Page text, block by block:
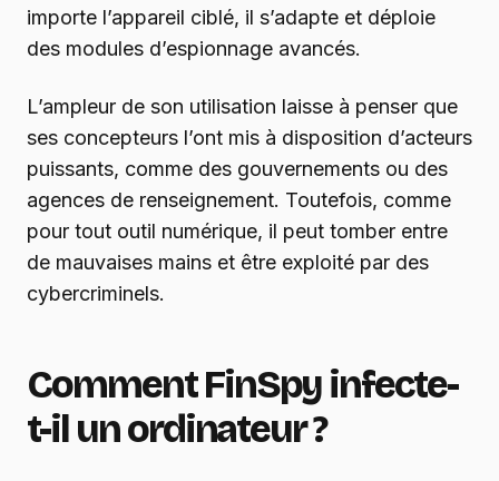
importe l’appareil ciblé, il s’adapte et déploie
des modules d’espionnage avancés.
L’ampleur de son utilisation laisse à penser que
ses concepteurs l’ont mis à disposition d’acteurs
puissants, comme des gouvernements ou des
agences de renseignement. Toutefois, comme
pour tout outil numérique, il peut tomber entre
de mauvaises mains et être exploité par des
cybercriminels.
Comment FinSpy infecte-
t-il un ordinateur ?